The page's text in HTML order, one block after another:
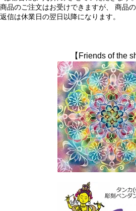
商品のご注文はお受けできますが、 商品
返信は休業日の翌日以降になります。
【Friends of the